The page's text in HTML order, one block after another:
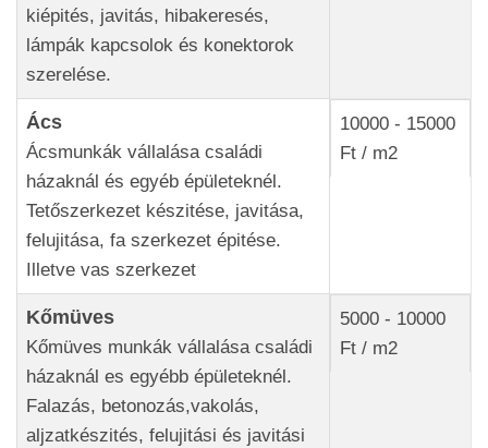
kiépités, javitás, hibakeresés,
lámpák kapcsolok és konektorok
szerelése.
Ács
Ácsmunkák vállalása családi
házaknál és egyéb épületeknél.
Tetőszerkezet készitése, javitása,
felujitása, fa szerkezet épitése.
Illetve vas szerkezet
10000 - 15000
Ft / m2
Kőmüves
Kőmüves munkák vállalása családi
házaknál es egyébb épületeknél.
Falazás, betonozás,vakolás,
aljzatkészités, felujitási és javitási
5000 - 10000
Ft / m2